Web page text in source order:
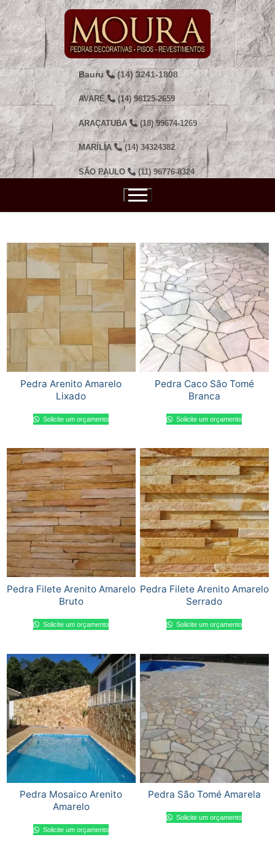
Pular
para
o
conteúdo
Bauru (14) 3241-1808
AVARÉ (14) 98125-2659
ARAÇATUBA (18) 99674-1269
MARÍLIA (14) 34324382
SÃO PAULO (11) 96776-8324
Pedra Arenito Amarelo
Lixado
Solicite um orçamento
Pedra Caco São Tomé
Branca
Solicite um orçamento
Pedra Filete Arenito Amarelo
Bruto
Solicite um orçamento
Pedra Filete Arenito Amarelo
Serrado
Solicite um orçamento
Pedra Mosaico Arenito
Amarelo
Solicite um orçamento
Pedra São Tomé Amarela
Solicite um orçamento